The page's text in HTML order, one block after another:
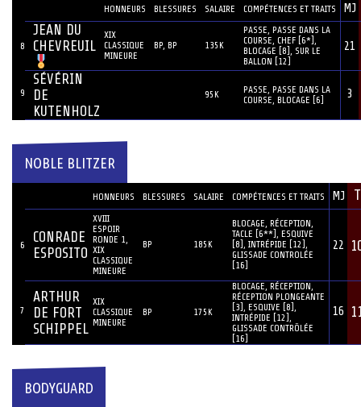
HONNEURS BLESSURES SALAIRE COMPÉTENCES ET TRAITS MJ
8
JEAN DU
CHEVREUIL
XIX
CLASSIQUE
MINEURE
BP, BP 135K
PASSE, PASSE DANS LA
COURSE, CHEF [6*],
BLOCAGE [8], SUR LE
BALLON [12]
21
9
SÉVÉRIN
DE
KUTENHOLZ
95K
PASSE, PASSE DANS LA
COURSE, BLOCAGE [6]
3
NOBLE BLITZER
HONNEURS BLESSURES SALAIRE COMPÉTENCES ET TRAITS MJ T
6
CONRADE
ESPOSITO
XVIII
ESPOIR
RONDE 1,
XIX
CLASSIQUE
MINEURE
BP 185K
BLOCAGE, RÉCEPTION,
TACLE [6**], ESQUIVE
[8], INTRÉPIDE [12],
GLISSADE CONTROLÉE
[16]
22
7
ARTHUR
DE FORT
SCHIPPEL
XIX
CLASSIQUE
MINEURE
BP 175K
BLOCAGE, RÉCEPTION,
RÉCEPTION PLONGEANTE
[3], ESQUIVE [8],
INTRÉPIDE [12],
GLISSADE CONTRÔLÉE
[16]
16
BODYGUARD